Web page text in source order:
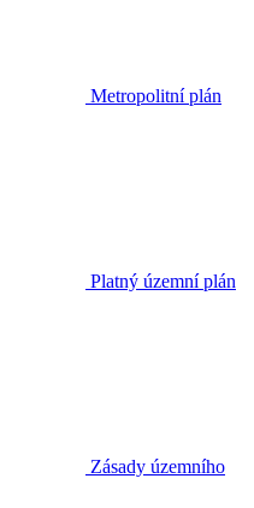
Metropolitní plán
Platný územní plán
Zásady územního